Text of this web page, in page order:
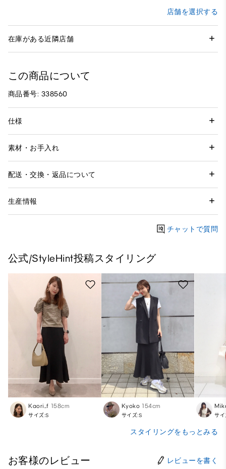
店舗を選択する
在庫がある近隣店舗
この商品について
商品番号: 338560
仕様
素材・お手入れ
配送・交換・返品について
生産情報
チャットで質問
公式/StyleHint投稿スタイリング
Kaori_f 158cm
サイズ:S
Kyoko 154cm
サイズ:S サイ
スタイリングをもっとみる
お客様のレビュー レビューを書く